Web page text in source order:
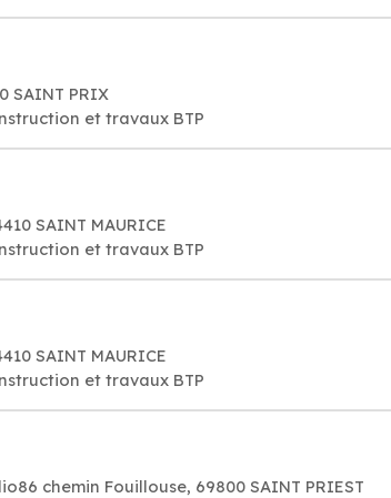
SAINT PRIX
et travaux BTP
SAINT MAURICE
et travaux BTP
SAINT MAURICE
et travaux BTP
chemin Fouillouse, 69800 SAINT PRIEST